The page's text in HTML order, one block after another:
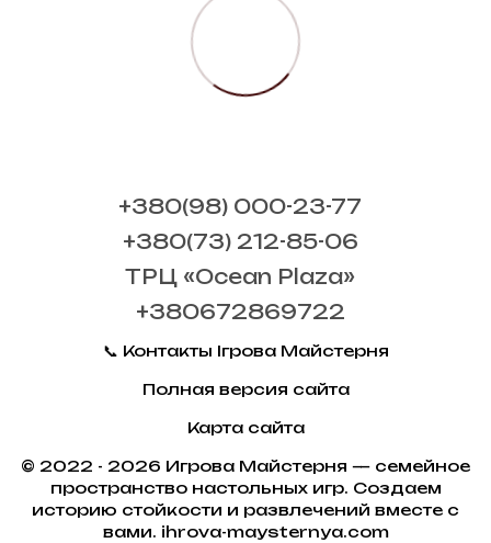
+380(98) 000-23-77
+380(73) 212-85-06
ТРЦ «Ocean Plaza»
+380672869722
📞 Контакты Ігрова Майстерня
Полная версия сайта
Карта сайта
© 2022 - 2026 Игрова Майстерня — семейное
пространство настольных игр. Создаем
историю стойкости и развлечений вместе с
вами. ihrova-maysternya.com